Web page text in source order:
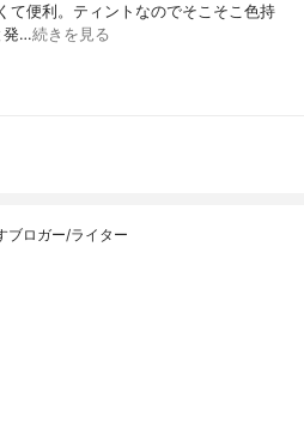
て便利。ティントなのでそこそこ色持
発…続きを見る
ブロガー/ライター